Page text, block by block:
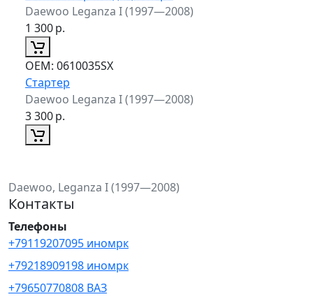
Daewoo Leganza I (1997—2008)
1 300р.
ОЕМ: 0610035SX
Стартер
Daewoo Leganza I (1997—2008)
3 300р.
Daewoo, Leganza I (1997—2008)
Контакты
Телефоны
+79119207095 иномрк
+79218909198 иномрк
+79650770808 ВАЗ